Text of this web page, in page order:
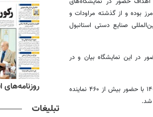
بوده و از گذشته مراودات و
صنایع دستی استانبول
در این نمایشگاه بیان و در
با حضور بیش از ۴۶۰ نماینده
۱۵ مرداد ۱۴۰۵ روزنامه‌های
تبلیغات